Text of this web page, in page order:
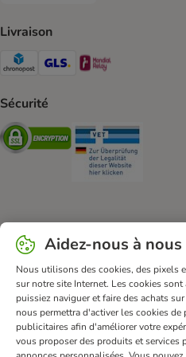
Livraison
Chronopost Shipping Method
GLS Shipping Method
Sécurité
Security
FAQ & Contact
Conditions
Mentions légales
Dispositions sur l’élimination des
Frais et délai de livraison
Modes
Renoncer au contrat ici
Application mobile
Programme
Aidez-nous à
Nous utilisons des cookies, des pixels
sur notre site Internet. Les cookies
puissiez naviguer et faire des achats
nous permettra d'activer les cookies
publicitaires afin d'améliorer votre
vous proposer des produits et services